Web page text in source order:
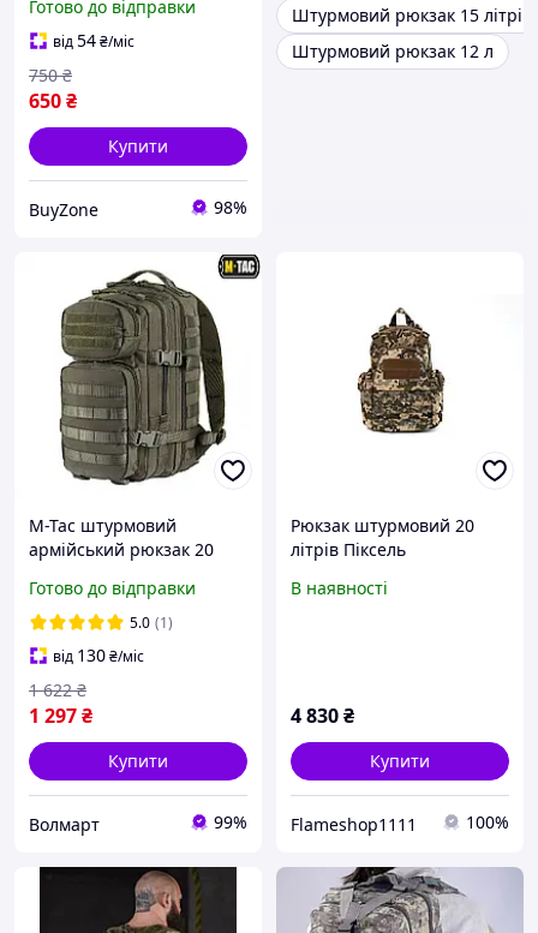
літрів, Якісний військово
похідний рюкзак
Готово до відправки
від54₴/міс
650₴
750 ₴
Купити
BuyZone 98%
Штурмовий рюкзак 15 літрів
Штурмовий рюкзак 12 л
M-Tac штурмовий
армійський рюкзак 20
рейдовий рюкзак Assault
Pack Olive
Готово до відправки
5.0 (1)
від 130₴/міс
1 297₴
1 622 ₴
Купити
Волмарт 99%
Рюкзак штурмовий 20
літрів Піксель
В наявності
4 830₴
Купити
Flameshop1111 100%